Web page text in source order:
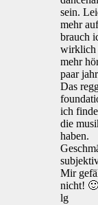
sein.
mehr
brauch
wirklich
mehr
paar
Das
ich
die
haben.
Mir
nicht! 🙂
lg